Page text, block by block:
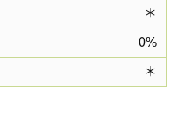
＊
0%
＊